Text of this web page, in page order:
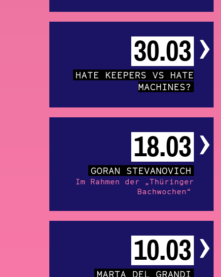
30.03
HATE KEEPERS VS HATE
MACHINES?
18.03
GORAN STEVANOVICH
Im Rahmen der „Thüringer
Bachwochen“
10.03
MARTA DEL GRANDI